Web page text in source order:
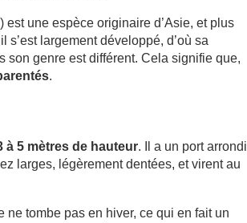
) est une espèce originaire d’Asie, et plus
largement développé, d’où sa
son genre est différent. Cela signifie que,
.
à 5 mètres de hauteur. Il a un port arrondi
larges, légèrement dentées, et virent au
ne tombe pas en hiver, ce qui en fait un